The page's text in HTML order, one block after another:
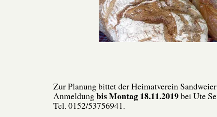
Zur Planung bittet der Heimatverein
Anmeldungbis Montag 18.11.2019bei Ute
Tel. 0152/53756941.